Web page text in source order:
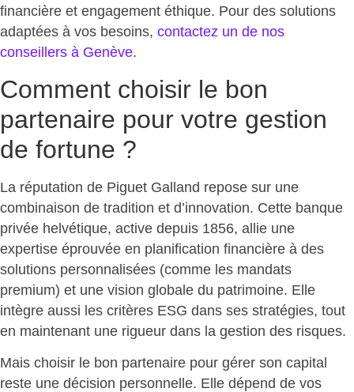
financière et engagement éthique. Pour des solutions
adaptées à vos besoins, contactez un de nos
conseillers à Genève.
Comment choisir le bon
partenaire pour votre gestion
de fortune ?
La réputation de Piguet Galland repose sur une
combinaison de tradition et d’innovation. Cette banque
privée helvétique, active depuis 1856, allie une
expertise éprouvée en planification financière à des
solutions personnalisées (comme les mandats
premium) et une vision globale du patrimoine. Elle
intègre aussi les critères ESG dans ses stratégies, tout
en maintenant une rigueur dans la gestion des risques.
Mais choisir le bon partenaire pour gérer son capital
reste une décision personnelle. Elle dépend de vos